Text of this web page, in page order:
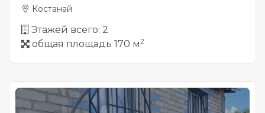
Костанай
Этажей всего: 2
общая площадь 170 м2